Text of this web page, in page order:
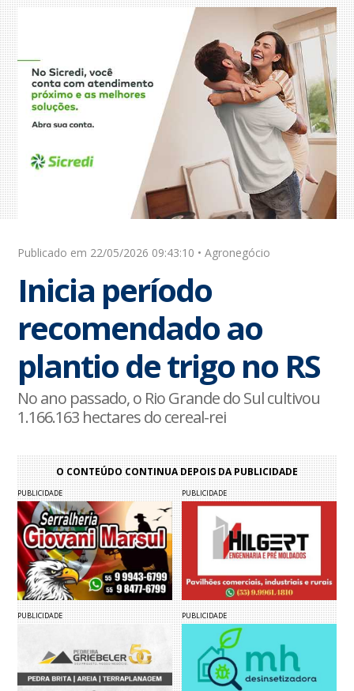
Publicado em 22/05/2026 09:43:10 • Agronegócio
Inicia período
recomendado ao
plantio de trigo no RS
No ano passado, o Rio Grande do Sul cultivou
1.166.163 hectares do cereal-rei
O CONTEÚDO CONTINUA DEPOIS DA PUBLICIDADE
PUBLICIDADE PUBLICIDADE
PUBLICIDADE PUBLICIDADE